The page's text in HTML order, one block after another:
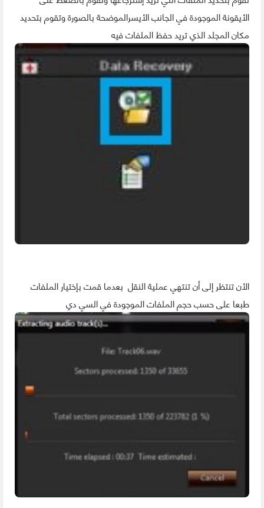
الأيقونة الموجودة في الجانب الأيسرالموضحة بالصورة وتقوم بتحديد
مكان المجلد الذي تريد حفظ الملفات فيه
الأن تنتظر إلى أن تنتهي عملية النقل بعدما قمت بإختيار الملفات
طبعا على حسب حجم الملفات الموجودة في السي دي